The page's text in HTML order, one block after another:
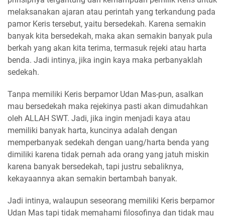
melaksanakan ajaran atau perintah yang terkandung pada
pamor Keris tersebut, yaitu bersedekah. Karena semakin
banyak kita bersedekah, maka akan semakin banyak pula
berkah yang akan kita terima, termasuk rejeki atau harta
benda. Jadi intinya, jika ingin kaya maka perbanyaklah
sedekah.
Tanpa memiliki Keris berpamor Udan Mas-pun, asalkan
mau bersedekah maka rejekinya pasti akan dimudahkan
oleh ALLAH SWT. Jadi, jika ingin menjadi kaya atau
memiliki banyak harta, kuncinya adalah dengan
memperbanyak sedekah dengan uang/harta benda yang
dimiliki karena tidak pernah ada orang yang jatuh miskin
karena banyak bersedekah, tapi justru sebaliknya,
kekayaannya akan semakin bertambah banyak.
Jadi intinya, walaupun seseorang memiliki Keris berpamor
Udan Mas tapi tidak memahami filosofinya dan tidak mau